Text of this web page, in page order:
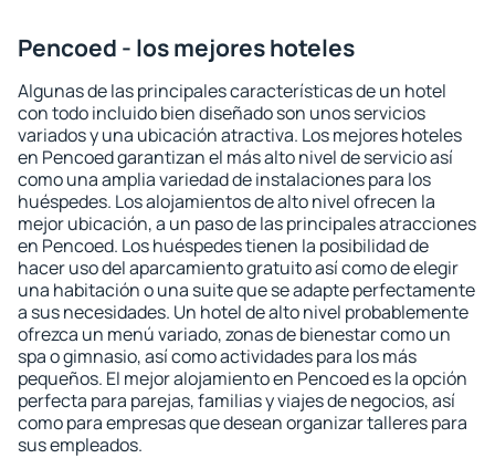
Pencoed - los mejores hoteles
Algunas de las principales características de un hotel
con todo incluido bien diseñado son unos servicios
variados y una ubicación atractiva. Los mejores hoteles
en Pencoed garantizan el más alto nivel de servicio así
como una amplia variedad de instalaciones para los
huéspedes. Los alojamientos de alto nivel ofrecen la
mejor ubicación, a un paso de las principales atracciones
en Pencoed. Los huéspedes tienen la posibilidad de
hacer uso del aparcamiento gratuito así como de elegir
una habitación o una suite que se adapte perfectamente
a sus necesidades. Un hotel de alto nivel probablemente
ofrezca un menú variado, zonas de bienestar como un
spa o gimnasio, así como actividades para los más
pequeños. El mejor alojamiento en Pencoed es la opción
perfecta para parejas, familias y viajes de negocios, así
como para empresas que desean organizar talleres para
sus empleados.